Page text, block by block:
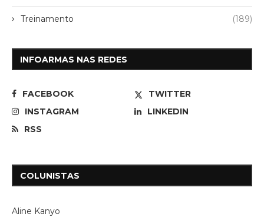
Treinamento (189)
INFOARMAS NAS REDES
FACEBOOK
TWITTER
INSTAGRAM
LINKEDIN
RSS
COLUNISTAS
Aline Kanyo